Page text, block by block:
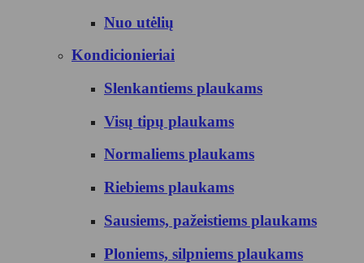
Nuo utėlių
Kondicionieriai
Slenkantiems plaukams
Visų tipų plaukams
Normaliems plaukams
Riebiems plaukams
Sausiems, pažeistiems plaukams
Ploniems, silpniems plaukams